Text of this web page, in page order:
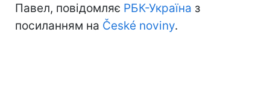
Павел, повідомляє РБК-Україна з
посиланням на České noviny.